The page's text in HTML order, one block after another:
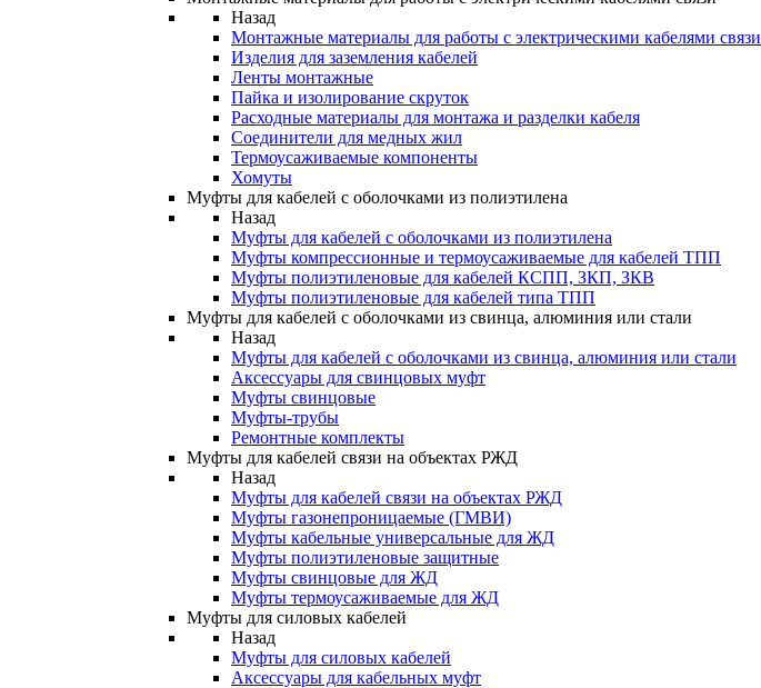
Назад
Монтажные материалы для работы с электрическими кабелями связи
Изделия для заземления кабелей
Ленты монтажные
Пайка и изолирование скруток
Расходные материалы для монтажа и разделки кабеля
Соединители для медных жил
Термоусаживаемые компоненты
Хомуты
Муфты для кабелей с оболочками из полиэтилена
Назад
Муфты для кабелей с оболочками из полиэтилена
Муфты компрессионные и термоусаживаемые для кабелей ТПП
Муфты полиэтиленовые для кабелей КСПП, ЗКП, ЗКВ
Муфты полиэтиленовые для кабелей типа ТПП
Муфты для кабелей с оболочками из свинца, алюминия или стали
Назад
Муфты для кабелей с оболочками из свинца, алюминия или стали
Аксессуары для свинцовых муфт
Муфты свинцовые
Муфты-трубы
Ремонтные комплекты
Муфты для кабелей связи на объектах РЖД
Назад
Муфты для кабелей связи на объектах РЖД
Муфты газонепроницаемые (ГМВИ)
Муфты кабельные универсальные для ЖД
Муфты полиэтиленовые защитные
Муфты свинцовые для ЖД
Муфты термоусаживаемые для ЖД
Муфты для силовых кабелей
Назад
Муфты для силовых кабелей
Аксессуары для кабельных муфт